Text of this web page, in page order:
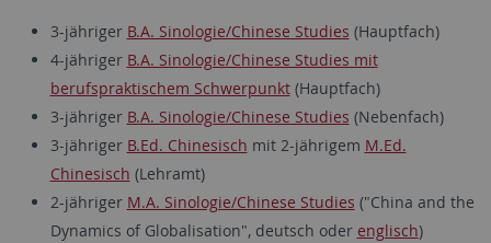
3-jähriger B.A. Sinologie/Chinese Studies (Hauptfach)
4-jähriger B.A. Sinologie/Chinese Studies mit
berufspraktischem Schwerpunkt(Hauptfach)
3-jähriger B.A. Sinologie/Chinese Studies (Nebenfach)
3-jähriger B.Ed. Chinesisch mit 2-jährigem M.Ed.
Chinesisch (Lehramt)
2-jähriger M.A. Sinologie/Chinese Studies ("China and the
Dynamics of Globalisation", deutsch oder englisch)